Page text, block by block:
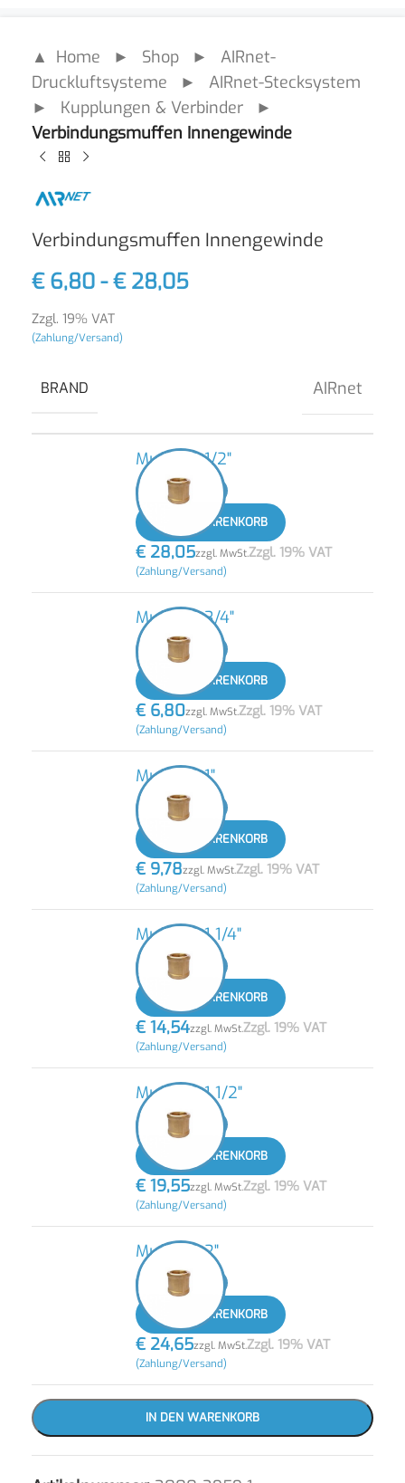
▲ Home ► Shop ► AIRnet-
Druckluftsysteme ► AIRnet-Stecksystem
► Kupplungen & Verbinder ►
Verbindungsmuffen Innengewinde
Verbindungsmuffen Innengewinde
€6,80-€28,05
Zzgl. 19% VAT
(Zahlung/Versand)
BRAND AIRnet
Muffe IG 1/2"
IN DEN WARENKORB
€ 28,05zzgl. MwSt.Zzgl. 19% VAT
(Zahlung/Versand)
Muffe IG 3/4"
IN DEN WARENKORB
€ 6,80zzgl. MwSt.Zzgl. 19% VAT
(Zahlung/Versand)
Muffe IG 1"
IN DEN WARENKORB
€ 9,78zzgl. MwSt.Zzgl. 19% VAT
(Zahlung/Versand)
Muffe IG 1 1/4"
IN DEN WARENKORB
€ 14,54zzgl. MwSt.Zzgl. 19% VAT
(Zahlung/Versand)
Muffe IG 1 1/2"
IN DEN WARENKORB
€ 19,55zzgl. MwSt.Zzgl. 19% VAT
(Zahlung/Versand)
Muffe IG 2"
IN DEN WARENKORB
€ 24,65zzgl. MwSt.Zzgl. 19% VAT
(Zahlung/Versand)
IN DEN WARENKORB